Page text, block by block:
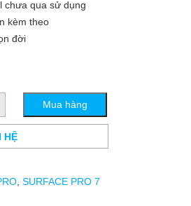
chưa qua sử dụng
kèm theo
đời
Mua hàng
HỆ
SURFACE PRO 7